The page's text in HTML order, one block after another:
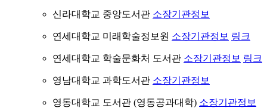
신라대학교 중앙도서관 소장기관정보
연세대학교 미래학술정보원 소장기관정보 링크
연세대학교 학술문화처 도서관 소장기관정보 링크
영남대학교 과학도서관 소장기관정보
영동대학교 도서관 (영동공과대학) 소장기관정보